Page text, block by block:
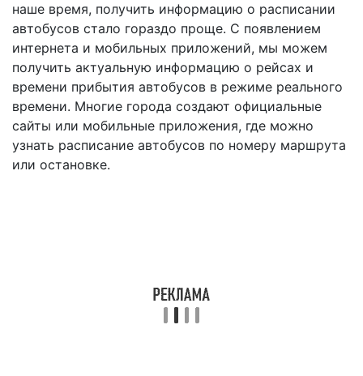
наше время, получить информацию о расписании
автобусов стало гораздо проще. С появлением
интернета и мобильных приложений, мы можем
получить актуальную информацию о рейсах и
времени прибытия автобусов в режиме реального
времени. Многие города создают официальные
сайты или мобильные приложения, где можно
узнать расписание автобусов по номеру маршрута
или остановке.